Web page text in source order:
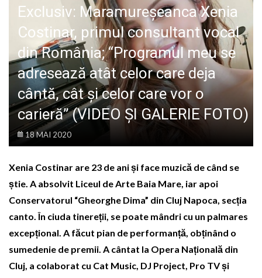
LIFE
Exclusiv: Maramureșeanca Xenia
Costinar, primul consultant vocal
din România; “Programul meu se
adresează atât celor care deja
cântă, cât și celor care vor o
carieră” (VIDEO ȘI GALERIE FOTO)
18 MAI 2020
Xenia Costinar are 23 de ani și face muzică de când se
știe. A absolvit Liceul de Arte Baia Mare, iar apoi
Conservatorul “Gheorghe Dima” din Cluj Napoca, secția
canto. În ciuda tinereții, se poate mândri cu un palmares
excepțional. A făcut pian de performanță, obținând o
sumedenie de premii. A cântat la Opera Națională din
Cluj, a colaborat cu Cat Music, DJ Project, Pro TV și